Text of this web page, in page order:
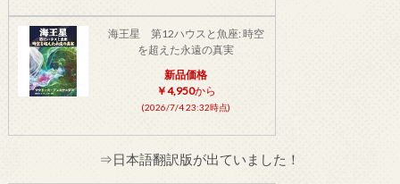
海王星 第12ハウスと魚座: 時空
を超えた永遠の真実
新品価格
￥4,950から
(2026/7/4 23:32時点)
⇒日本語翻訳版が出ていました！